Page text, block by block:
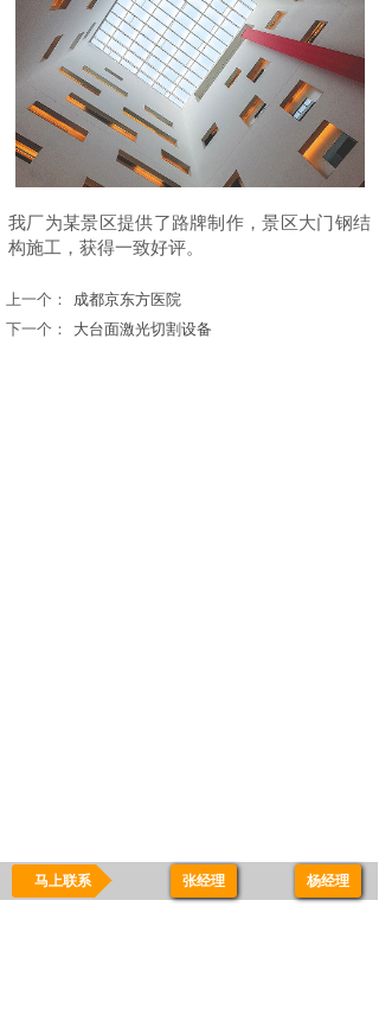
我厂为某景区提供了路牌制作，景区大门钢结
构施工，获得一致好评。
上一个：
成都京东方医院
下一个：
大台面激光切割设备
-
马上联系 张经理 杨经理